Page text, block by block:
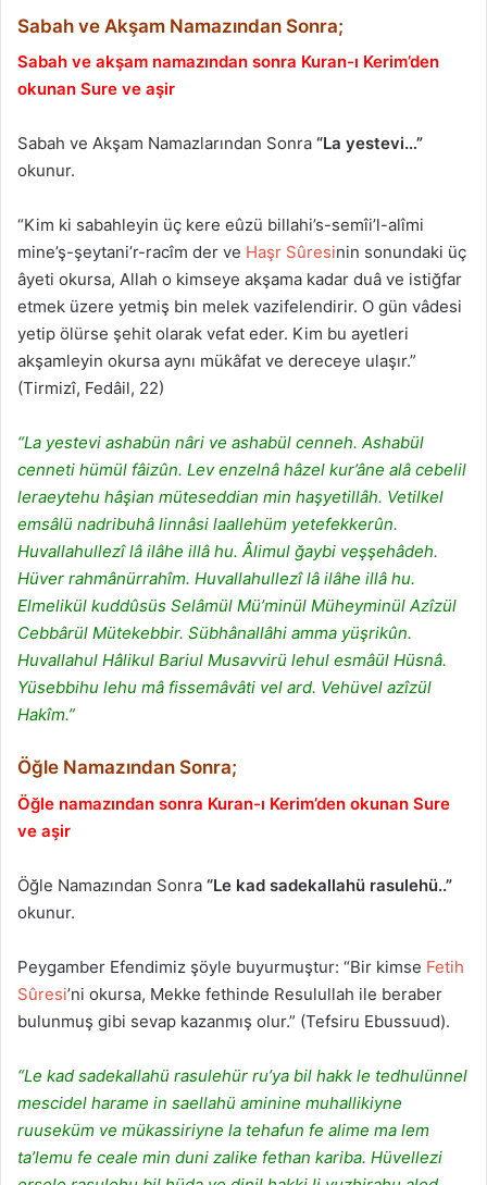
Sabah ve Akşam Namazından Sonra;
Sabah ve akşam namazından sonra Kuran-ı Kerim’den
okunan Sure ve aşir
Sabah ve Akşam Namazlarından Sonra “La yestevi…”
okunur.
“Kim ki sabahleyin üç kere eûzü billahi’s-semîi’l-alîmi
mine’ş-şeytani’r-racîm der ve Haşr Sûresinin sonundaki üç
âyeti okursa, Allah o kimseye akşama kadar duâ ve istiğfar
etmek üzere yetmiş bin melek vazifelendirir. O gün vâdesi
yetip ölürse şehit olarak vefat eder. Kim bu ayetleri
akşamleyin okursa aynı mükâfat ve dereceye ulaşır.”
(Tirmizî, Fedâil, 22)
“La yestevi ashabün nâri ve ashabül cenneh. Ashabül
cenneti hümül fâizûn. Lev enzelnâ hâzel kur’âne alâ cebelil
leraeytehu hâşian müteseddian min haşyetillâh. Vetilkel
emsâlü nadribuhâ linnâsi laallehüm yetefekkerûn.
Huvallahullezî lâ ilâhe illâ hu. Âlimul ğaybi veşşehâdeh.
Hüver rahmânürrahîm. Huvallahullezî lâ ilâhe illâ hu.
Elmelikül kuddûsüs Selâmül Mü’minül Müheyminül Azîzül
Cebbârül Mütekebbir. Sübhânallâhi amma yüşrikûn.
Huvallahul Hâlikul Bariul Musavvirü lehul esmâül Hüsnâ.
Yüsebbihu lehu mâ fissemâvâti vel ard. Vehüvel azîzül
Hakîm.”
Öğle Namazından Sonra;
Öğle namazından sonra Kuran-ı Kerim’den okunan Sure
ve aşir
Öğle Namazından Sonra “Le kad sadekallahü rasulehü..”
okunur.
Peygamber Efendimiz şöyle buyurmuştur: “Bir kimse Fetih
Sûresi’ni okursa, Mekke fethinde Resulullah ile beraber
bulunmuş gibi sevap kazanmış olur.” (Tefsiru Ebussuud).
“Le kad sadekallahü rasulehür ru’ya bil hakk le tedhulünnel
mescidel harame in saellahü aminine muhallikiyne
ruuseküm ve mükassiriyne la tehafun fe alime ma lem
ta’lemu fe ceale min duni zalike fethan kariba. Hüvellezi